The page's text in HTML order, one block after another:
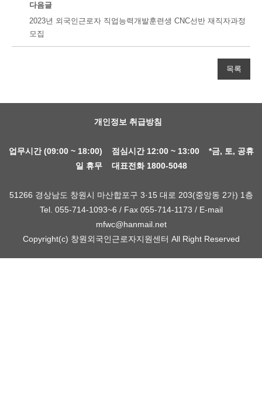
다음글
2023년 외국인근로자 직업능력개발훈련생 CNC선반 재직자과정
모집
목록
개인정보 취급방침
업무시간 (09:00 ~ 18:00) 점심시간 12:00 ~ 13:00 *금, 토, 공휴
일 휴무 대표전화 1800-5048
51266 경상남도 창원시 마산합포구 3·15 대로 203(중앙동 2가) 1층
Tel. 055-714-1093~6 / Fax 055-714-1173 / E-mail
mfwc@hanmail.net
Copyright(c) 창원외국인근로자지원센터 All Right Reserved